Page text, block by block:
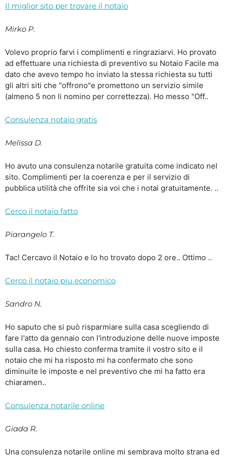
Il miglior sito per trovare il notaio
Mirko P.
Volevo proprio farvi i complimenti e ringraziarvi. Ho provato
ad effettuare una richiesta di preventivo su Notaio Facile ma
dato che avevo tempo ho inviato la stessa richiesta su tutti
gli altri siti che "offrono"e promettono un servizio simile
(almeno 5 non li nomino per correttezza). Ho messo "Off..
Consulenza notaio gratis
Melissa D.
Ho avuto una consulenza notarile gratuita come indicato nel
sito. Complimenti per la coerenza e per il servizio di
pubblica utilità che offrite sia voi che i notai gratuitamente. ..
Cerco il notaio fatto
Piarangelo T.
Tac! Cercavo il Notaio e lo ho trovato dopo 2 ore.. Ottimo ..
Cerco il notaio piu economico
Sandro N.
Ho saputo che si può risparmiare sulla casa scegliendo di
fare l'atto da gennaio con l'introduzione delle nuove imposte
sulla casa. Ho chiesto conferma tramite il vostro sito e il
notaio che mi ha risposto mi ha confermato che sono
diminuite le imposte e nel preventivo che mi ha fatto era
chiaramen..
Consulenza notarile online
Giada R.
Una consulenza notarile online mi sembrava molto strana ed